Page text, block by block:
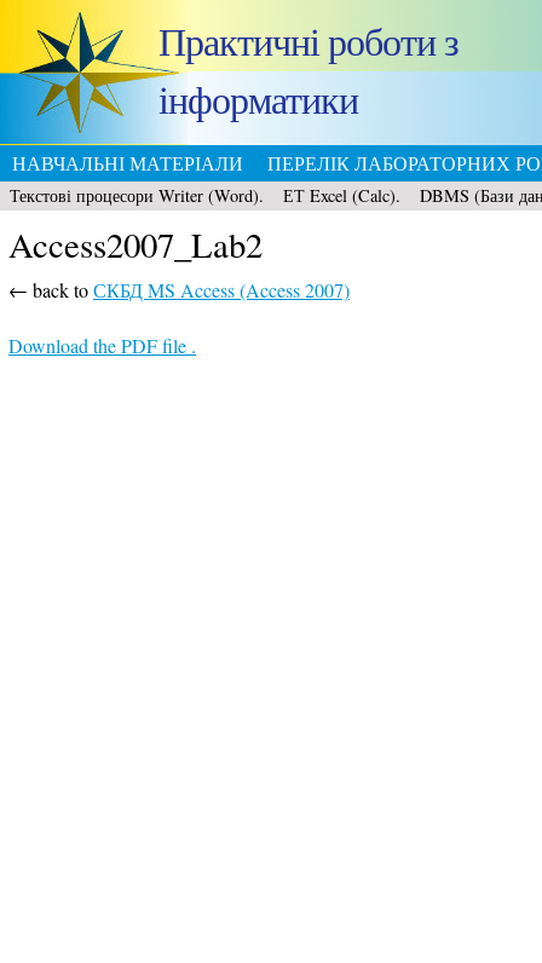
Практичні роботи з
інформатики
НАВЧАЛЬНІ МАТЕРІАЛИ ПЕРЕЛІК ЛАБОРАТОРНИХ
Текстові процесори Writer (Word). ЕТ Excel (Calc). DBMS (Бази
Access2007_Lab2
← back toСКБД MS Access (Access 2007)
Download the PDF file .